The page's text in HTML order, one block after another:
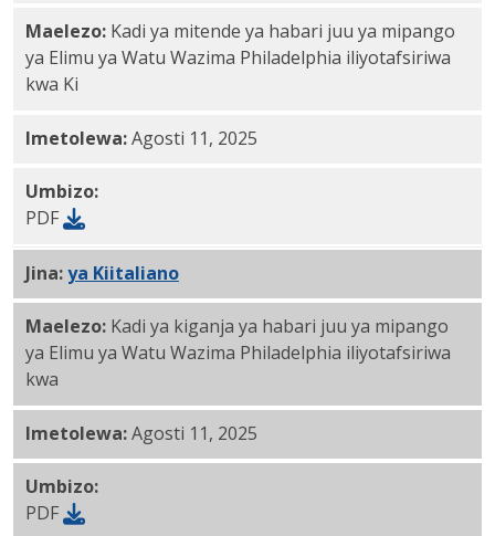
Maelezo: Kadi ya mitende ya habari juu ya mipango
ya Elimu ya Watu Wazima Philadelphia iliyotafsiriwa
kwa Ki
Imetolewa:Agosti 11, 2025
Umbizo:
PDF
Jina:PDF
ya Kiitaliano
Maelezo: Kadi ya kiganja ya habari juu ya mipango
ya Elimu ya Watu Wazima Philadelphia iliyotafsiriwa
kwa
Imetolewa:Agosti 11, 2025
Umbizo:
PDF